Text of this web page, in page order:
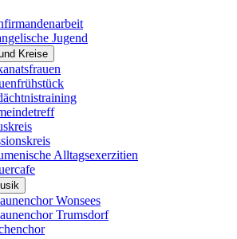
Jugend
Kreise
Alltagsexerzitien
Wonsees
Trumsdorf